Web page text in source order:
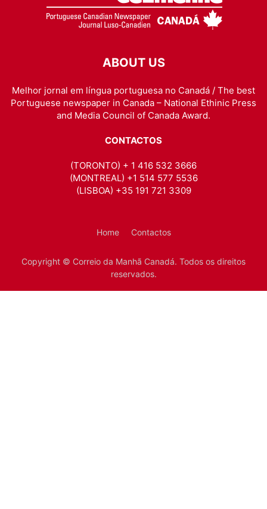
ABOUT US
Melhor jornal em língua portuguesa no Canadá / The best
Portuguese newspaper in Canada – National Ethinic Press
and Media Council of Canada Award.
CONTACTOS
(TORONTO) + 1 416 532 3666
(MONTREAL) +1 514 577 5536
(LISBOA) +35 191 721 3309
Home Contactos
Copyright © Correio da Manhã Canadá. Todos os direitos
reservados.